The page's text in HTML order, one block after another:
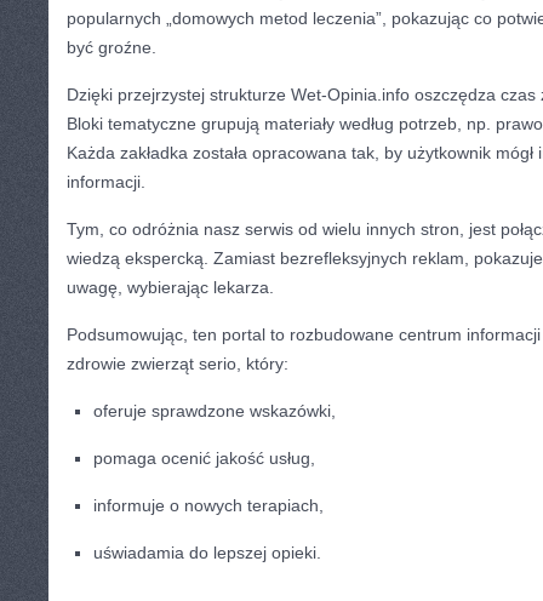
popularnych „domowych metod leczenia”, pokazując co
być groźne.
Dzięki przejrzystej strukturze Wet-Opinia.info oszczędza
Bloki tematyczne grupują materiały według potrzeb, np.
Każda zakładka została opracowana tak, by użytkownik
informacji.
Tym, co odróżnia nasz serwis od wielu innych stron, jest
wiedzą ekspercką. Zamiast bezrefleksyjnych reklam,
uwagę, wybierając lekarza.
Podsumowując, ten portal to rozbudowane centrum
zdrowie zwierząt serio, który:
oferuje sprawdzone wskazówki,
pomaga ocenić jakość usług,
informuje o nowych terapiach,
uświadamia do lepszej opieki.